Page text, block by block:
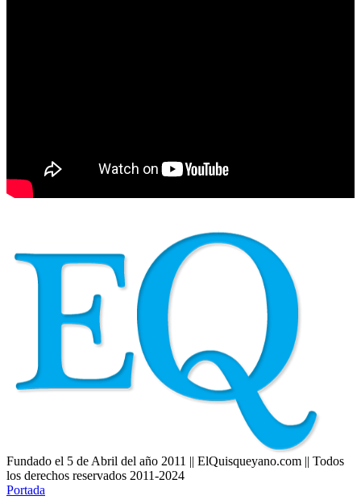
Fundado el 5 de Abril del año 2011 || ElQuisqueyano.com || Todos
los derechos reservados 2011-2024
Portada